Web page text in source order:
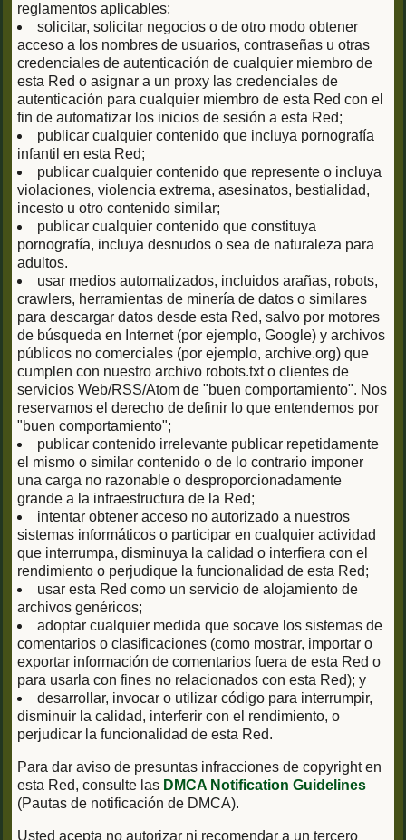
reglamentos aplicables;
solicitar, solicitar negocios o de otro modo obtener
acceso a los nombres de usuarios, contraseñas u otras
credenciales de autenticación de cualquier miembro de
esta Red o asignar a un proxy las credenciales de
autenticación para cualquier miembro de esta Red con el
fin de automatizar los inicios de sesión a esta Red;
publicar cualquier contenido que incluya pornografía
infantil en esta Red;
publicar cualquier contenido que represente o incluya
violaciones, violencia extrema, asesinatos, bestialidad,
incesto u otro contenido similar;
publicar cualquier contenido que constituya
pornografía, incluya desnudos o sea de naturaleza para
adultos.
usar medios automatizados, incluidos arañas, robots,
crawlers, herramientas de minería de datos o similares
para descargar datos desde esta Red, salvo por motores
de búsqueda en Internet (por ejemplo, Google) y archivos
públicos no comerciales (por ejemplo, archive.org) que
cumplen con nuestro archivo robots.txt o clientes de
servicios Web/RSS/Atom de "buen comportamiento". Nos
reservamos el derecho de definir lo que entendemos por
"buen comportamiento";
publicar contenido irrelevante publicar repetidamente
el mismo o similar contenido o de lo contrario imponer
una carga no razonable o desproporcionadamente
grande a la infraestructura de la Red;
intentar obtener acceso no autorizado a nuestros
sistemas informáticos o participar en cualquier actividad
que interrumpa, disminuya la calidad o interfiera con el
rendimiento o perjudique la funcionalidad de esta Red;
usar esta Red como un servicio de alojamiento de
archivos genéricos;
adoptar cualquier medida que socave los sistemas de
comentarios o clasificaciones (como mostrar, importar o
exportar información de comentarios fuera de esta Red o
para usarla con fines no relacionados con esta Red); y
desarrollar, invocar o utilizar código para interrumpir,
disminuir la calidad, interferir con el rendimiento, o
perjudicar la funcionalidad de esta Red.
Para dar aviso de presuntas infracciones de copyright en
esta Red, consulte las DMCA Notification Guidelines
(Pautas de notificación de DMCA).
Usted acepta no autorizar ni recomendar a un tercero